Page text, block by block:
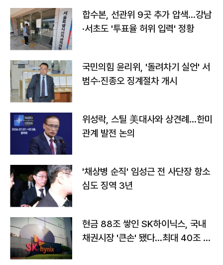
합수본, 선관위 9곳 추가 압색…강남
·서초도 '투표율 허위 입력' 정황
국민의힘 윤리위, '돌려차기 실언' 서
범수·진종오 징계절차 개시
위성락, 스틸 美대사와 상견례…한미
관계 발전 논의
'채상병 순직' 임성근 전 사단장 항소
심도 징역 3년
현금 88조 쌓인 SK하이닉스, 국내
채권시장 '큰손' 됐다…최대 40조 투